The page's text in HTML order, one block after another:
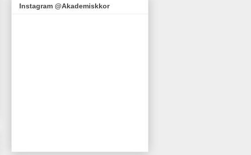
Instagram @Akademiskkor